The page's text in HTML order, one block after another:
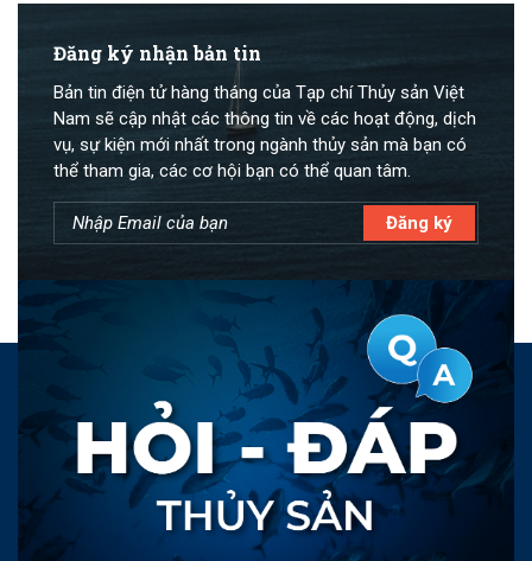
Đăng ký nhận bản tin
Bản tin điện tử hàng tháng của Tạp chí Thủy sản Việt
Nam sẽ cập nhật các thông tin về các hoạt động, dịch
vụ, sự kiện mới nhất trong ngành thủy sản mà bạn có
thể tham gia, các cơ hội bạn có thể quan tâm.